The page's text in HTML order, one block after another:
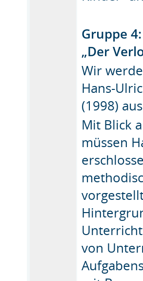
Gruppe
„Der
Wir
Hans-
(1998)
Mit Blick
müssen
von